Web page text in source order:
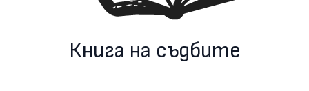
Книга на съдбите